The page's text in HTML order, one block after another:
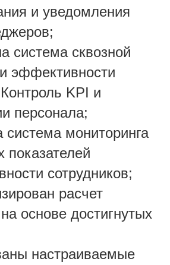
и уведомления
система сквозной
эффективности
KPI и
персонала;
система мониторинга
показателей
сотрудников;
расчет
основе достигнутых
настраиваемые